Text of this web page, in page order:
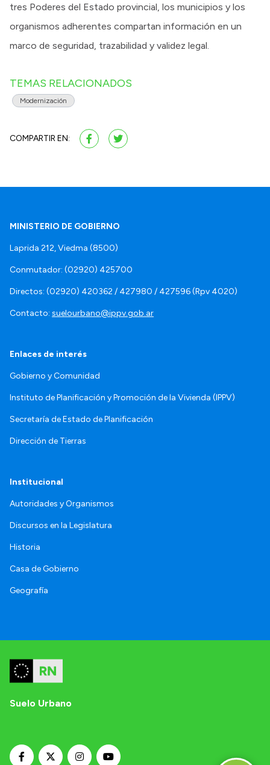
tres Poderes del Estado provincial, los municipios y los
organismos adherentes compartan información en un
marco de seguridad, trazabilidad y validez legal.
TEMAS RELACIONADOS
Modernización
COMPARTIR EN:
MINISTERIO DE GOBIERNO
Laprida 212, Viedma (8500)
Conmutador: (02920) 425700
Directos: (02920) 420362 / 427980 / 427596 (Rpv 4020)
Contacto: suelourbano@ippv.gob.ar
Enlaces de interés
Gobierno y Comunidad
Instituto de Planificación y Promoción de la Vivienda (IPPV)
Secretaría de Estado de Planificación
Dirección de Tierras
Institucional
Autoridades y Organismos
Discursos en la Legislatura
Historia
Casa de Gobierno
Geografía
Suelo Urbano